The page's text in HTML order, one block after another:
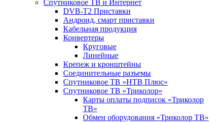
Спутниковое ТВ и Интернет
DVB-Т2 Приставки
Андроид, смарт приставки
Кабельная продукция
Конвертеры
Круговые
Линейные
Крепеж и кронштейны
Соединительные разъемы
Спутниковое ТВ «НТВ Плюс»
Спутниковое ТВ «Триколор»
Карты оплаты подписок «Триколор
ТВ»
Обмен оборудования «Триколор ТВ»